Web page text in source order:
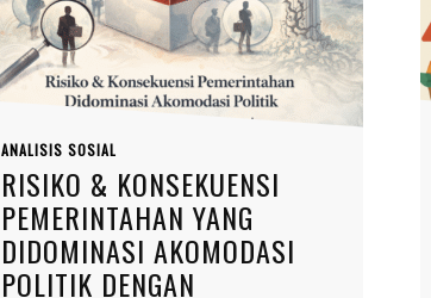
ANALISIS SOSIAL
RISIKO & KONSEKUENSI
PEMERINTAHAN YANG
DIDOMINASI AKOMODASI
POLITIK DENGAN